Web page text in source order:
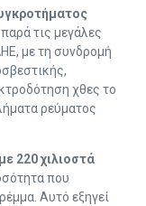
τις μεγάλες
με τη συνδρομή
χθες το
ρεύματος
με 220 χιλιοστά
που
Αυτό εξηγεί